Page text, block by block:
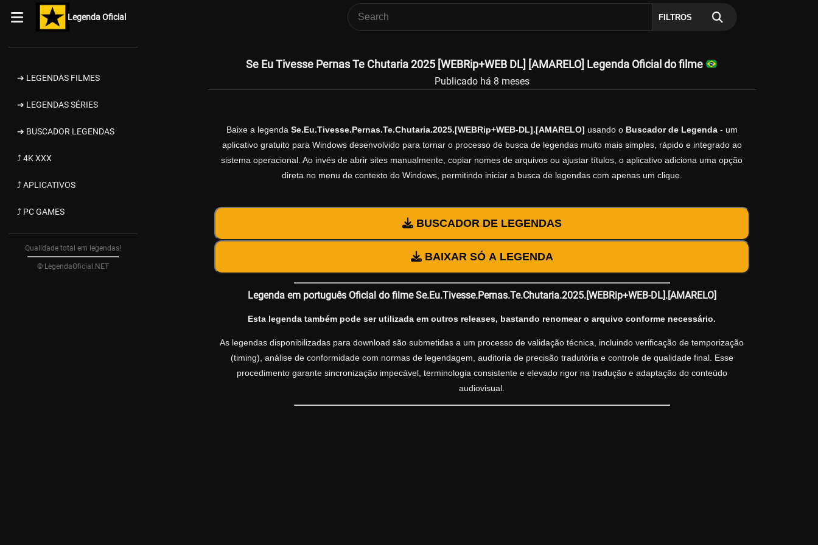
Legenda Oficial FILTROS
➔ LEGENDAS FILMES
➔ LEGENDAS SÉRIES
➔ BUSCADOR LEGENDAS
⤴ 4K XXX
⤴ APLICATIVOS
⤴ PC GAMES
Qualidade total em legendas!
© LegendaOficial.NET
Se Eu Tivesse Pernas Te Chutaria 2025 [WEBRip+WEB DL] [AMARELO] Legenda Oficial do filme
Publicado há 8 meses
Baixe a legenda Se.Eu.Tivesse.Pernas.Te.Chutaria.2025.[WEBRip+WEB-DL].[AMARELO] usando o Buscador de Legenda- um
aplicativo gratuito para Windows desenvolvido para tornar o processo de busca de legendas muito mais simples, rápido e integrado ao
sistema operacional. Ao invés de abrir sites manualmente, copiar nomes de arquivos ou ajustar títulos, o aplicativo adiciona uma opção
direta no menu de contexto do Windows, permitindo iniciar a busca de legendas com apenas um clique.
BUSCADOR DE LEGENDAS
BAIXAR SÓ A LEGENDA
Legenda em português Oficial do filme Se.Eu.Tivesse.Pernas.Te.Chutaria.2025.[WEBRip+WEB-DL].[AMARELO]
Esta legenda também pode ser utilizada em outros releases, bastando renomear o arquivo conforme necessário.
As legendas disponibilizadas para download são submetidas a um processo de validação técnica, incluindo verificação de temporização
(timing), análise de conformidade com normas de legendagem, auditoria de precisão tradutória e controle de qualidade final. Esse
procedimento garante sincronização impecável, terminologia consistente e elevado rigor na tradução e adaptação do conteúdo
audiovisual.